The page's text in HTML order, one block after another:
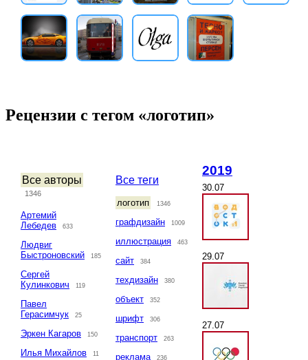
Рецензии с тегом «логотип»
Все авторы
1346
Артемий
Лебедев
633
Людвиг
Быстроновский
185
Сергей
Кулинкович
119
Павел
Герасимчук
25
Эркен Кагаров 150
Илья Михайлов 11
Все теги
логотип 1346
графдизайн 1009
иллюстрация 463
сайт 384
техдизайн 380
объект 352
шрифт 306
транспорт 263
реклама 236
2019
30.07
29.07
27.07